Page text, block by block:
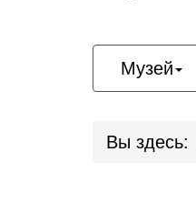
Музей
Вы здесь: